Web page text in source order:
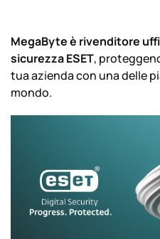
MegaByte è rivenditore
sicurezza ESET,
tua azienda con una delle
mondo.